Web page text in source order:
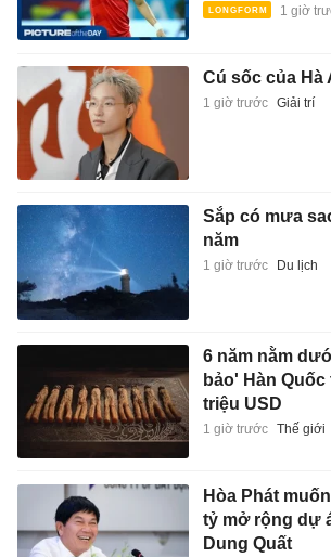
1 giờ
Cú sốc của Hà
1 giờ trước Giải trí
Sắp có mưa
năm
1 giờ trước Du lịch
6 năm nằm
bảo' Hàn
triệu USD
1 giờ trước Thế giới
Hòa Phát
tỷ mở rộng dự
Dung Quất